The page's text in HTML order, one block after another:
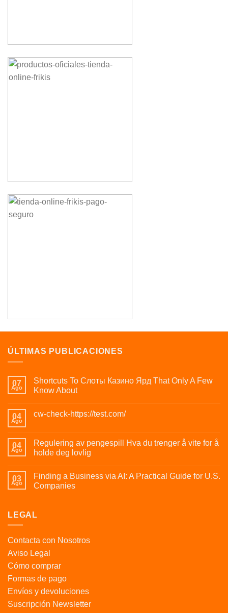
ÚLTIMAS PUBLICACIONES
07
Ago
Shortcuts To Слоты Казино Ярд That Only A Few
Know About
04
Ago
cw-check-https://test.com/
04
Ago
Regulering av pengespill Hva du trenger å vite for å
holde deg lovlig
03
Ago
Finding a Business via AI: A Practical Guide for U.S.
Companies
LEGAL
Contacta con Nosotros
Aviso Legal
Cómo comprar
Formas de pago
Envíos y devoluciones
Suscripción Newsletter